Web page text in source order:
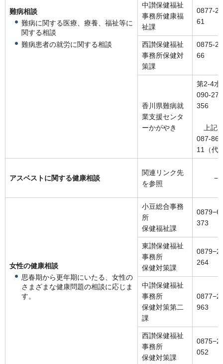
難病相談
難病に関する医療、療養、福祉等に
関する相談
難病患者の就労に関する相談
中讃保健福祉
事務所健康福
祉課
0877-
61
西讃保健福祉
事務所保健対
策課
0875-
香川県難病就
業支援センタ
ーかがやき
第2-4水
090-
上記
087-
11（代
アスベストに関する健康相談
関連リンク先
を参照
−
女性の健康相談
思春期から更年期にいたる、女性の
さまざまな健康問題の相談に応じま
す。
小豆総合事務
所
保健福祉課
373
東讃保健福祉
事務所
保健対策課
264
中讃保健福祉
事務所
保健対策第二
課
963
西讃保健福祉
事務所
保健対策課
052